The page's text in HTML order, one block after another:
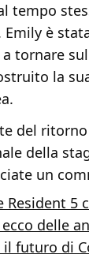
tempo
Emily è
tornare
la
del
della
un
Resident 5
delle
futuro di